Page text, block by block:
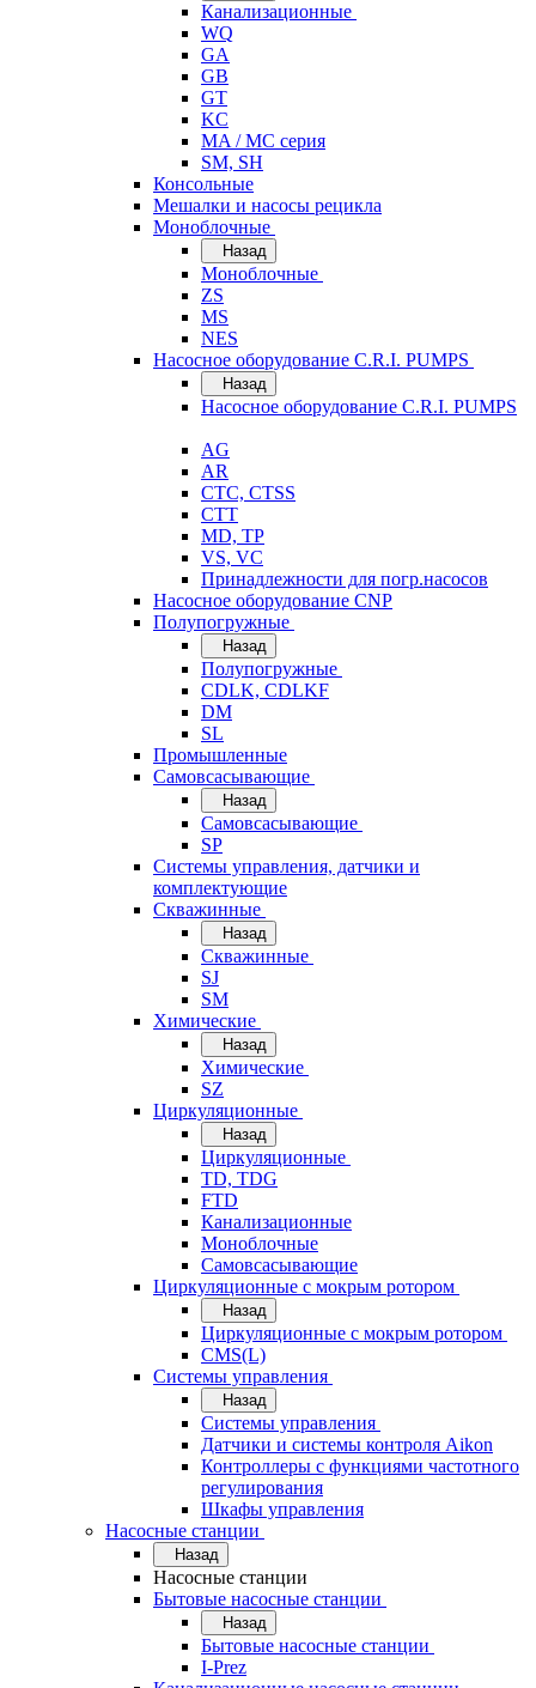
Канализационные
WQ
GA
GB
GT
KC
MA / MC серия
SM, SH
Консольные
Мешалки и насосы рецикла
Моноблочные
Назад
Моноблочные
ZS
MS
NES
Насосное оборудование C.R.I. PUMPS
Назад
Насосное оборудование C.R.I. PUMPS
AG
AR
CTC, CTSS
CTT
MD, TP
VS, VC
Принадлежности для погр.насосов
Насосное оборудование CNP
Полупогружные
Назад
Полупогружные
CDLK, CDLKF
DM
SL
Промышленные
Самовсасывающие
Назад
Самовсасывающие
SP
Системы управления, датчики и
комплектующие
Скважинные
Назад
Скважинные
SJ
SM
Химические
Назад
Химические
SZ
Циркуляционные
Назад
Циркуляционные
TD, TDG
FTD
Канализационные
Моноблочные
Самовсасывающие
Циркуляционные с мокрым ротором
Назад
Циркуляционные с мокрым ротором
CMS(L)
Системы управления
Назад
Системы управления
Датчики и системы контроля Aikon
Контроллеры с функциями частотного
регулирования
Шкафы управления
Насосные станции
Назад
Насосные станции
Бытовые насосные станции
Назад
Бытовые насосные станции
I-Prez